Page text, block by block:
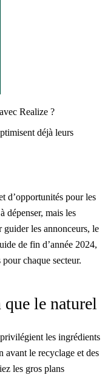
Realize ?
déjà leurs
d’opportunités pour les
dépenser, mais les
les annonceurs, le
de fin d’année 2024,
chaque secteur.
le naturel
les ingrédients
avant le recyclage et des
les gros plans